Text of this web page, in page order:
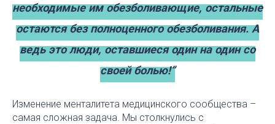
необходимые им обезболивающие, остальные
остаются без полноценного обезболивания. А
ведь это люди, оставшиеся один на один со
своей болью!”
Изменение менталитета медицинского сообщества –
самая сложная задача. Мы столкнулись с